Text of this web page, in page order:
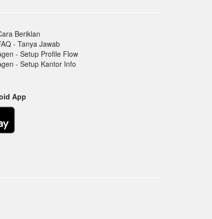
Beriklan
- Tanya Jawab
- Setup Profile Flow
- Setup Kantor Info
App